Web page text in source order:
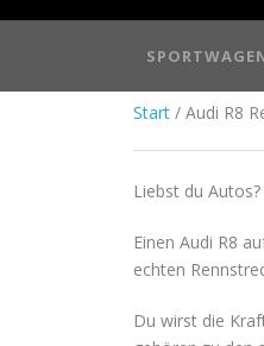
Start / Audi R8
Liebst du Autos?
Einen Audi R8
echten
Du wirst die